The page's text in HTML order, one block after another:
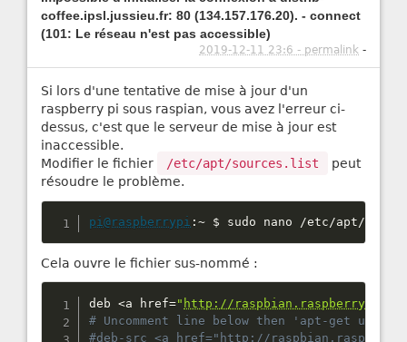
coffee.ipsl.jussieu.fr: 80 (134.157.176.20). - connect
(101: Le réseau n'est pas accessible)
2019-12-11 23:6 - permalink -
Si lors d'une tentative de mise à jour d'un
raspberry pi sous raspian, vous avez l'erreur ci-
dessus, c'est que le serveur de mise à jour est
inaccessible.
Modifier le fichier
/etc/apt/sources.list
peut
résoudre le problème.
pi@raspberrypi :~ $ sudo nano /etc/apt/
Cela ouvre le fichier sus-nommé :
deb <a href=" http://
#deb-src <a href=" http://